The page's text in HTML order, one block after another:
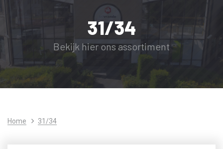
31/34
Bekijk hier ons assortiment
Home 31/34